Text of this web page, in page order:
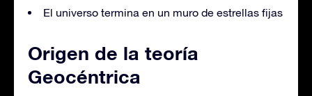
El universo termina en un muro de estrellas fijas
Origen de la teoría
Geocéntrica